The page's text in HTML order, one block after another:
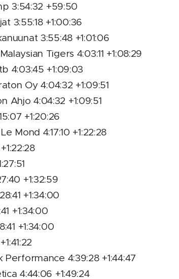
3:54:32 +59:50
3:55:18 +1:00:36
3:55:48 +1:01:06
Tigers 4:03:11 +1:08:29
4:03:45 +1:09:03
Oy 4:04:32 +1:09:51
Ahjo 4:04:32 +1:09:51
+1:20:26
Mond 4:17:10 +1:22:28
+1:32:59
+1:34:00
+1:34:00
+1:34:00
4:39:28 +1:44:47
4:44:06 +1:49:24